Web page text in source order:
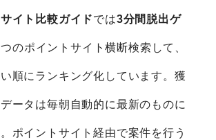
イト比較ガイドでは3分間脱出ゲ
のポイントサイト横断検索して、
順にランキング化しています。獲
ータは毎朝自動的に最新のものに
ポイントサイト経由で案件を行う